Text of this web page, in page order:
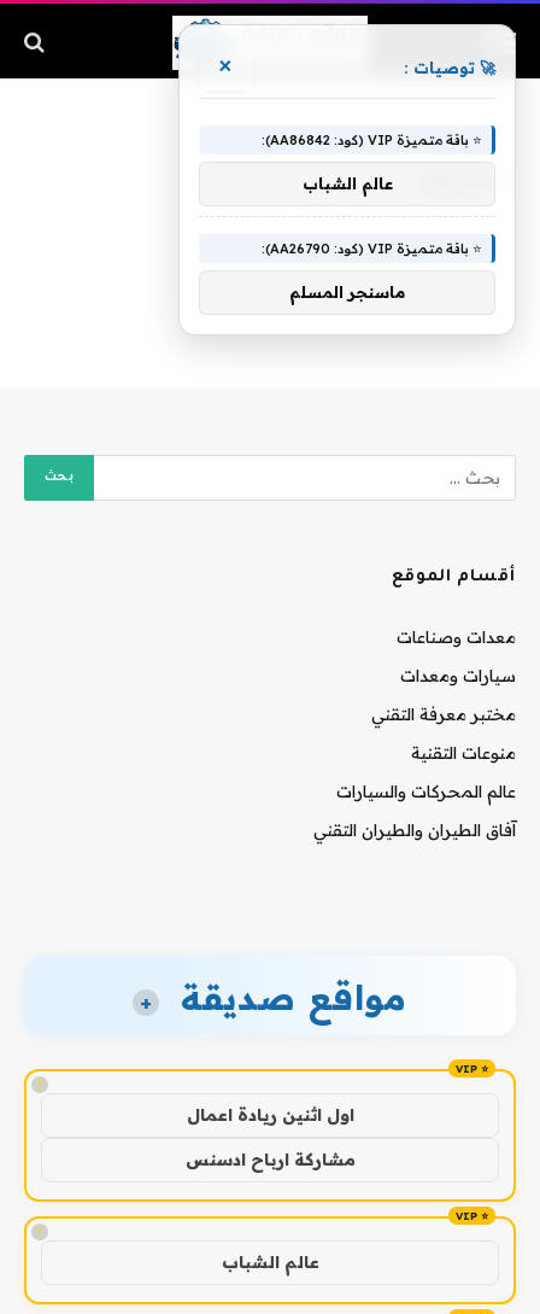
أقسام الموقع
معدات وصناعات
سيارات ومعدات
مختبر معرفة التقني
منوعات التقنية
عالم المحركات والسيارات
آفاق الطيران والطيران التقني
مواقع صديقة +
!
اول اثنين ريادة اعمال
مشاركة ارباح ادسنس
!
عالم الشباب
🚀 توصيات : ×
⭐ باقة متميزة VIP (كود: AA86842):
عالم الشباب
⭐ باقة متميزة VIP (كود: AA26790):
ماسنجر المسلم